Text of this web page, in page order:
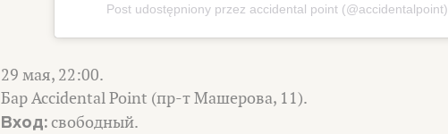
Post udostępniony przez accidental point (@accidentalpoint)
29 мая, 22:00.
Бар Accidental Point (пр-т Машерова, 11).
Вход:свободный.